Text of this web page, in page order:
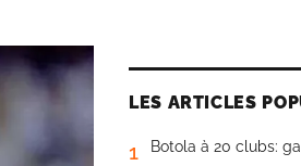
LES ARTICLES
1 Botola à 20 clubs: